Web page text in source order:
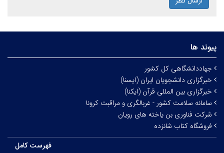
پیوند ها
جهاددانشگاهی کل کشور
خبرگزاری دانشجویان ایران (ایسنا)
خبرگزاری بین المللی قرآن (ایکنا)
سامانه سلامت کشور - غربالگری و مراقبت کرونا
شرکت فناوری بن یاخته های رویان
فروشگاه کتاب شانزده
فهرست کامل